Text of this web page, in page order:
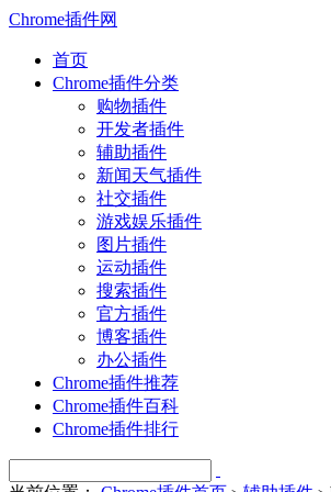
Chrome插件网
首页
Chrome插件分类
购物插件
开发者插件
辅助插件
新闻天气插件
社交插件
游戏娱乐插件
图片插件
运动插件
搜索插件
官方插件
博客插件
办公插件
Chrome插件推荐
Chrome插件百科
Chrome插件排行